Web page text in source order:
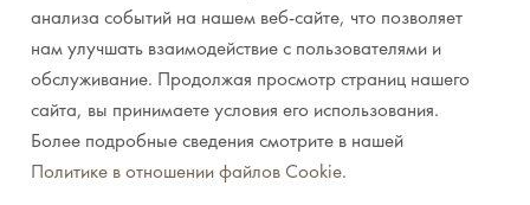
info@prirodazvuka.ru
620144, г. Екатеринбург, ул. Хохрякова, д. 98, салон 27, ТЦ
«Весенний», 2 этаж, Центральный вход с ул. Куйбышева
© 2007-2026 Компания "Природа звука" // Звук. Свет.
Видео. Комплексные решения. Музыкальные
анализа событий на нашем веб-сайте, что позволяет
нам улучшать взаимодействие с пользователями и
обслуживание. Продолжая просмотр страниц нашего
сайта, вы принимаете условия его использования.
Более подробные сведения смотрите в нашей
Политике в отношении файлов Cookie.